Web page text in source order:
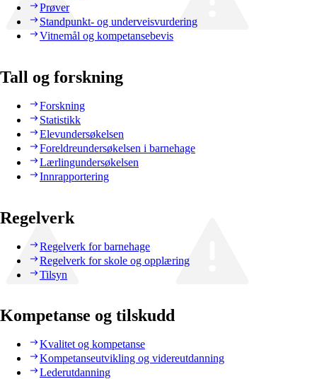
Prøver
Standpunkt- og underveisvurdering
Vitnemål og kompetansebevis
Tall og forskning
Forskning
Statistikk
Elevundersøkelsen
Foreldreundersøkelsen i barnehage
Lærlingundersøkelsen
Innrapportering
Regelverk
Regelverk for barnehage
Regelverk for skole og opplæring
Tilsyn
Kompetanse og tilskudd
Kvalitet og kompetanse
Kompetanseutvikling og videreutdanning
Lederutdanning